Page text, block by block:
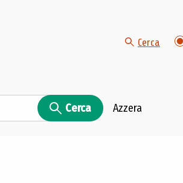
Cerca
Cerca Azzera